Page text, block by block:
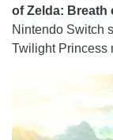
of Zelda: Breath
Nintendo Switch
Twilight Princess